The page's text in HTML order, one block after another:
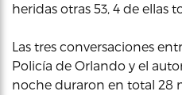
heridas otras 53, 4 de ellas
Las tres conversaciones
Policía de Orlando y el
noche duraron en total 28